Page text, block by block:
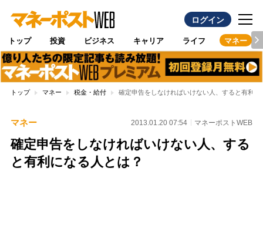
ログイン
トップ 投資 ビジネス キャリア ライフ マネー
トップ マネー 税金・給付 確定申告をしなければいけない人、すると有利に
マネー 2013.01.20 07:54 マネーポストWEB
確定申告をしなければいけない人、する
と有利になる人とは？